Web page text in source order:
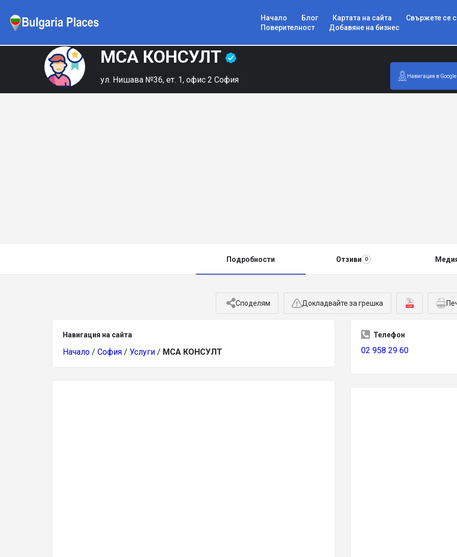
Начало Блог Картата на сайта
Свържете се
Поверителност
Добавяне на бизнес
МСА КОНСУЛТ
ул. Нишава №36, ет. 1, офис 2 София Навигация в Google
Подробности Отзиви 0
Споделям Докладвайте за грешка
Навигация на сайта
Начало / София / Услуги / МСА КОНСУЛТ
Телефон
02 958 29 60